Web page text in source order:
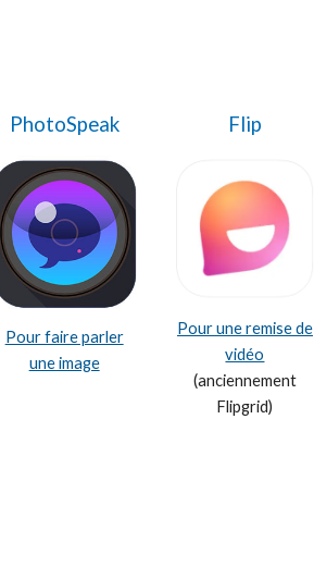
PhotoSpeak
Pour faire parler
une image
Flip
Pour une remise de
vidéo
(anciennement
Flipgrid)